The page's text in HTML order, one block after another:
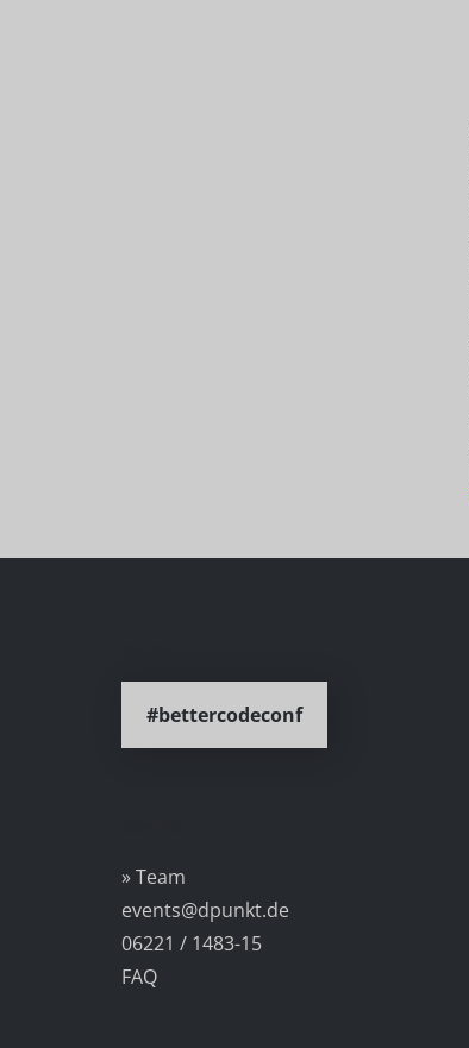
#bettercodeconf
» Team
events@dpunkt.de
06221 / 1483-15
FAQ